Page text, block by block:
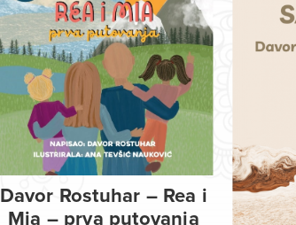
Davor Rostuhar – Rea i
Mia – prva putovanja